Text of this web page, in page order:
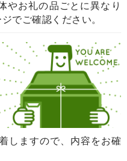
やお礼の品ごとに異なり
でご確認ください。
しますので、内容をお確